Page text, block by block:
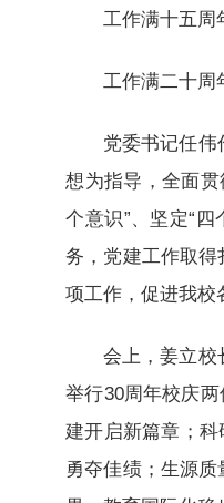
工作满十五周
工作满二十周
党委书记任伟
想为指导，全面
个意识”、坚定“
务，党建工作取
项工作，促进我校
会上，姜立校
举行30周年校庆
建开启新篇章；科
勇夺佳绩；生源